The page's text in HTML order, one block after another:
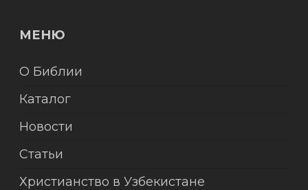
МЕНЮ
О Библии
Каталог
Новости
Статьи
Христианство в Узбекистане